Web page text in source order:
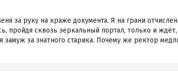
за руку на краже документа. Я на грани
пройдя сквозь зеркальный портал, только и ждёт,
замуж за знатного старика. Почему же ректор